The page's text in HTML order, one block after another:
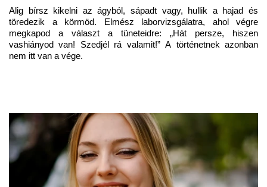
Alig bírsz kikelni az ágyból, sápadt vagy, hullik a hajad és
töredezik a körmöd. Elmész laborvizsgálatra, ahol végre
megkapod a választ a tüneteidre: „Hát persze, hiszen
vashiányod van! Szedjél rá valamit!” A történetnek azonban
nem itt van a vége.